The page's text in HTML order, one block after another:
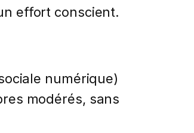
effort conscient.
numérique)
modérés, sans